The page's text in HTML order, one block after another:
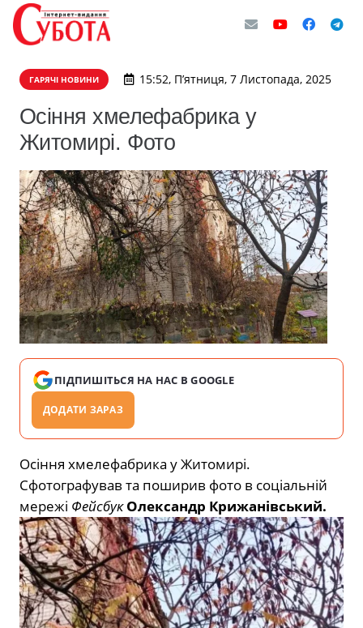
ГАРЯЧІ НОВИНИ 15:52, П’ятниця, 7 Листопада, 2025
Осіння хмелефабрика у
Житомирі. Фото
ПІДПИШІТЬСЯ НА НАС В GOOGLE
ДОДАТИ ЗАРАЗ
Осіння хмелефабрика у Житомирі.
Сфотографував та поширив фото в соціальній
мережі Фейсбук Олександр Крижанівський.